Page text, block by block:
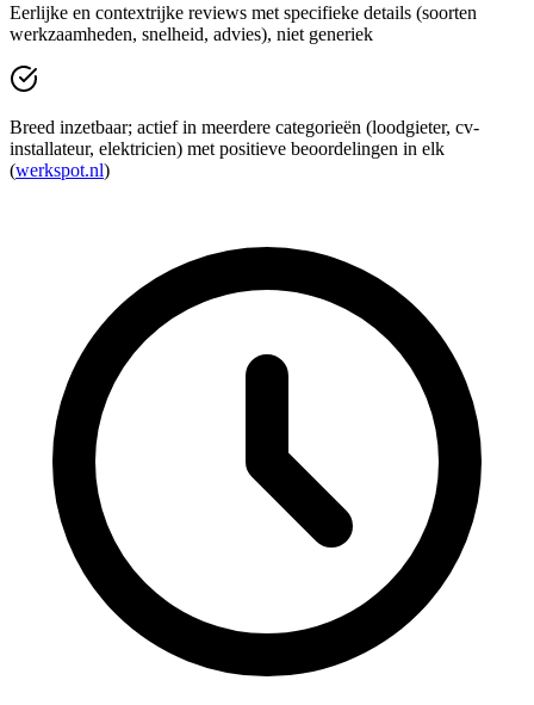
Eerlijke en contextrijke reviews met specifieke details (soorten
werkzaamheden, snelheid, advies), niet generiek
Breed inzetbaar; actief in meerdere categorieën (loodgieter, cv-
installateur, elektricien) met positieve beoordelingen in elk
(werkspot.nl)